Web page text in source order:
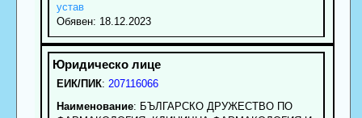
устав
Обявен: 18.12.2023
ЕИК/ПИК: 207116066
Наименование: БЪЛГАРСКО ДРУЖЕСТВО ПО